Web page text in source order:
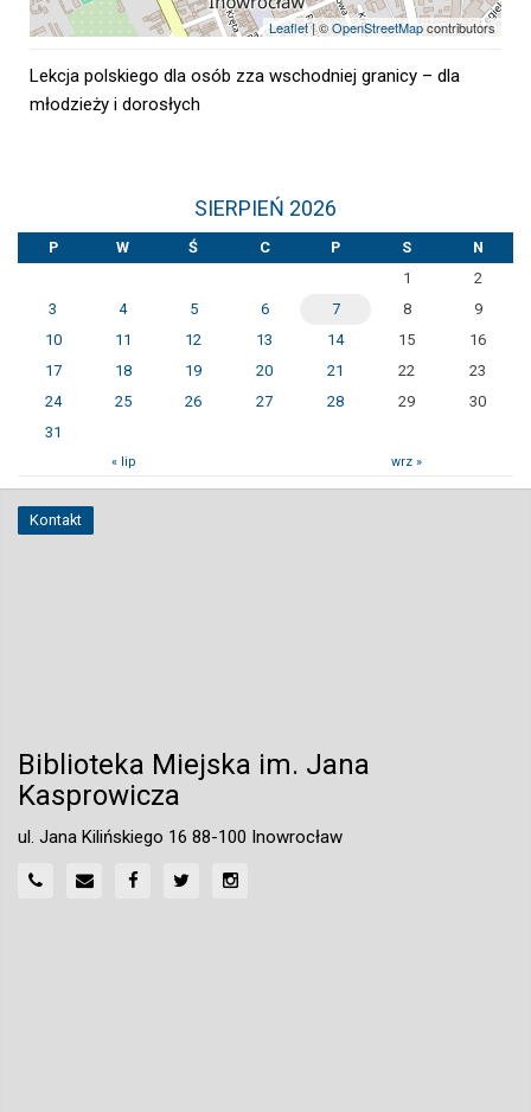
Leaflet| ©OpenStreetMapcontributors
Lekcja polskiego dla osób zza wschodniej granicy – dla
młodzieży i dorosłych
SIERPIEŃ 2026
P W Ś C P S
N
1
2
3
4 5 6 7 8
9
10
11 12 13 14 15
16
17
18 19 20 21 22
23
24
25 26 27 28 29
30
31
« lip wrz »
Kontakt
Biblioteka Miejska im. Jana
Kasprowicza
ul. Jana Kilińskiego 16 88-100 Inowrocław